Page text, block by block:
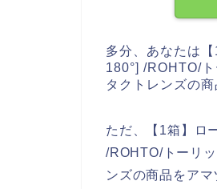
多分、あなたは
180°] /ROHTO/
タクトレンズの
ただ、【1箱】ロ
/ROHTO/トーリ
ンズの商品をア